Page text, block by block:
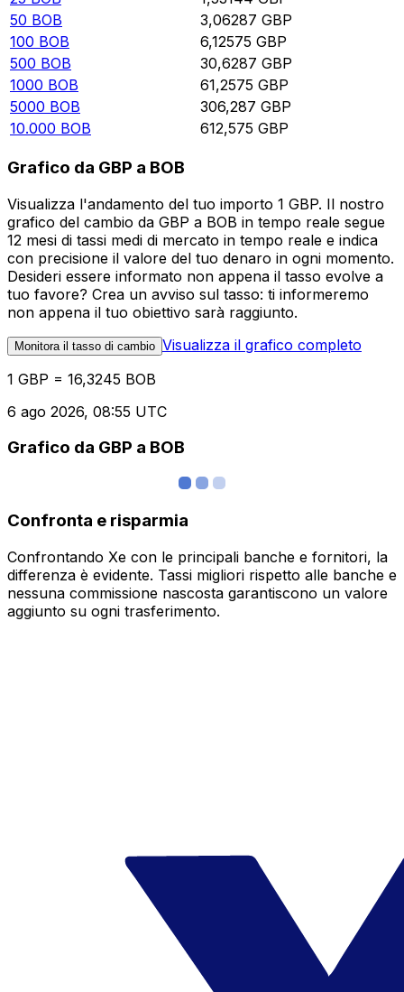
50 BOB 3,06287 GBP
100 BOB 6,12575 GBP
500 BOB 30,6287 GBP
1000 BOB 61,2575 GBP
5000 BOB 306,287 GBP
10.000 BOB 612,575 GBP
Grafico da GBP a BOB
Visualizza l'andamento del tuo importo 1 GBP. Il nostro
grafico del cambio da GBP a BOB in tempo reale segue
12 mesi di tassi medi di mercato in tempo reale e indica
con precisione il valore del tuo denaro in ogni momento.
Desideri essere informato non appena il tasso evolve a
tuo favore? Crea un avviso sul tasso: ti informeremo
non appena il tuo obiettivo sarà raggiunto.
Monitora il tasso di cambio Visualizza il grafico completo
1 GBP = 16,3245 BOB
6 ago 2026, 08:55 UTC
Grafico da GBP a BOB
Confronta e risparmia
Confrontando Xe con le principali banche e fornitori, la
differenza è evidente. Tassi migliori rispetto alle banche e
nessuna commissione nascosta garantiscono un valore
aggiunto su ogni trasferimento.